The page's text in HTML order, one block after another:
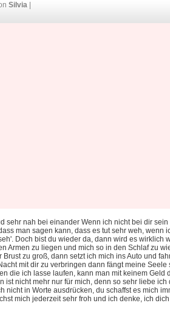
Silvia
sehr nah bei einander Wenn ich nicht bei dir sein
man sagen kann, dass es tut sehr weh, wenn
Doch bist du wieder da, dann wird es wirklich
Armen zu liegen und mich so in den Schlaf zu
Brust zu groß, dann setzt ich mich ins Auto und
mit dir zu verbringen dann fängt meine Seele
die ich lasse laufen, kann man mit keinem Geld
ist nicht mehr nur für mich, denn so sehr liebe ich
nicht in Worte ausdrücken, du schaffst es mich
mich jederzeit sehr froh und ich denke, ich